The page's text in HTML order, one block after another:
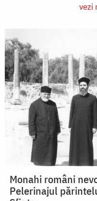
vezi
Monahi români
Pelerinajul